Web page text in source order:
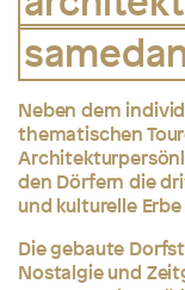
Neben dem
thematischen
den Dörfern die
und kulturelle
Die gebaute
Nostalgie und